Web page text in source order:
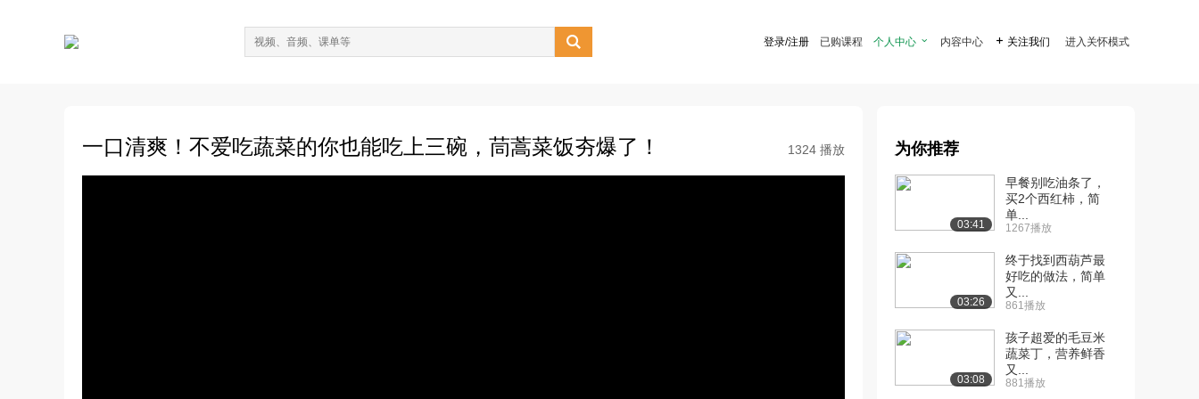
 登录/注册 已购课程 个人中心  内容中心  关注我们 进入关怀模式
一口清爽！不爱吃蔬菜的你也能吃上三碗，茼蒿菜饭夯爆了！ 1324 播放 为你推荐
03:41
早餐别吃油条了，
买2个西红柿，简
单...
1267播放
03:26
终于找到西葫芦最
好吃的做法，简单
又...
861播放
03:08
孩子超爱的毛豆米
蔬菜丁，营养鲜香
又...
881播放